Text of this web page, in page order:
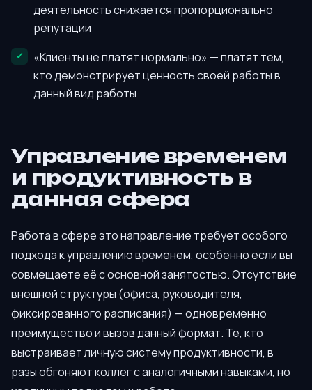
деятельность снижается пропорционально
репутации
«Клиенты не платят нормально» — платят тем,
кто демонстрирует ценность своей работы в
данный вид работы
Управление временем
и продуктивность в
данная сфера
Работа в сфере это направление требует особого
подхода к управлению временем, особенно если вы
совмещаете её с основной занятостью. Отсутствие
внешней структуры (офиса, руководителя,
фиксированного расписания) — одновременно
преимущество и вызов данный формат. Те, кто
выстраивает личную систему продуктивности, в
разы обгоняют коллег с аналогичными навыками, но